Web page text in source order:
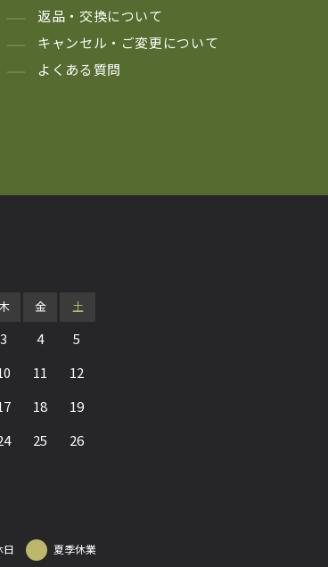
返品・交換について
キャンセル・ご変更について
よくある質問
金 土
3 4
5
11
12
18
19
25
26
日 夏季休業